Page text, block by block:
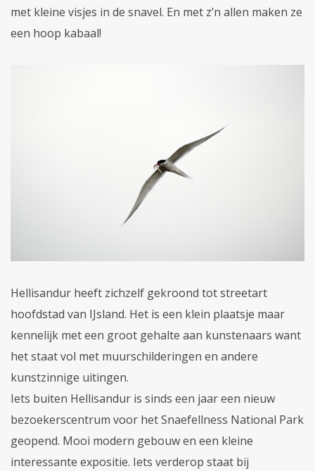
met kleine visjes in de snavel. En met z’n allen maken ze
een hoop kabaal!
Hellisandur heeft zichzelf gekroond tot streetart
hoofdstad van IJsland. Het is een klein plaatsje maar
kennelijk met een groot gehalte aan kunstenaars want
het staat vol met muurschilderingen en andere
kunstzinnige uitingen.
Iets buiten Hellisandur is sinds een jaar een nieuw
bezoekerscentrum voor het Snaefellness National Park
geopend. Mooi modern gebouw en een kleine
interessante expositie. Iets verderop staat bij